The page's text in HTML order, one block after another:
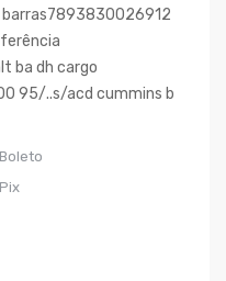
barras7893830026912
ba dh cargo
95/..s/acd cummins b